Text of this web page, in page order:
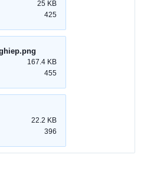
25 KB
425
167.4 KB
455
22.2 KB
396